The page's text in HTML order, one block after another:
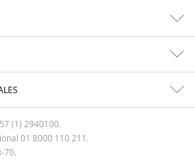
(1) 2940100.
01 8000 110 211.
70.